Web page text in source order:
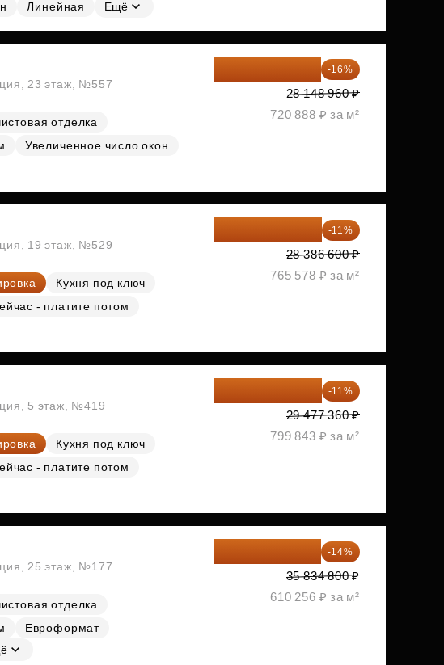
Линейная Ещё
23 этаж, №557
отделка
Увеличенное число окон
-16%
28 148 960 ₽
720 888 ₽ за м²
19 этаж, №529
Кухня под ключ
- платите потом
-11%
28 386 600 ₽
765 578 ₽ за м²
5 этаж, №419
Кухня под ключ
- платите потом
-11%
29 477 360 ₽
799 843 ₽ за м²
25 этаж, №177
отделка
Евроформат
-14%
35 834 800 ₽
610 256 ₽ за м²